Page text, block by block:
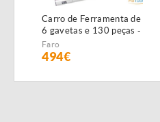
Carro de Ferramenta de
6 gavetas e 130 peças -
NOVO - c/Garantia
Faro
494€